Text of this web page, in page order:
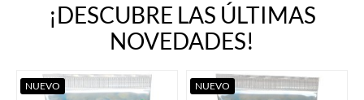
¡DESCUBRE LAS ÚLTIMAS
NOVEDADES!
NUEVO NUEVO